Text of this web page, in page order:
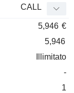
CALL
5,946 €
5,946
Illimitato
-
1